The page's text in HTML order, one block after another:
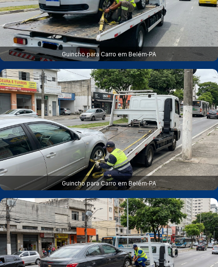
Guincho para Carro em Belém‑PA
Guincho para Carro em Belém‑PA